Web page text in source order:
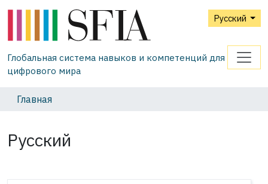
Русский
Глобальная система навыков и компетенций для
цифрового мира
Главная
Русский